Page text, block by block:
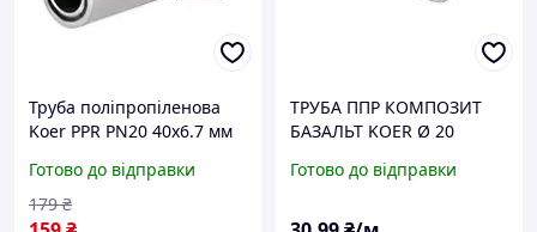
Труба поліпропіленова
Koer PPR PN20 40х6.7 мм
Готово до відправки
179 ₴
ТРУБА ППР КОМПОЗИТ
БАЗАЛЬТ KOER Ø 20
Готово до відправки